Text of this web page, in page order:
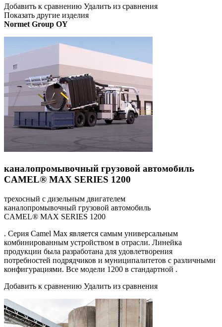
Добавить к сравнению Удалить из сравнения
Показать другие изделия
Normet Group OY
каналопромывочный грузовой автомобиль
CAMEL® MAX SERIES 1200
трехосный с дизельным двигателем
каналопромывочный грузовой автомобиль
CAMEL® MAX SERIES 1200
. Серия Camel Max является самым универсальным
комбинированным устройством в отрасли. Линейка
продукции была разработана для удовлетворения
потребностей подрядчиков и муниципалитетов с различными
конфигурациями. Все модели 1200 в стандартной .
Добавить к сравнению Удалить из сравнения